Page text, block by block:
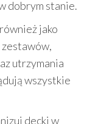
dobrym stanie.
jako
zestawów,
utrzymania
wszystkie
decki w